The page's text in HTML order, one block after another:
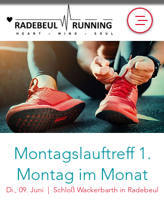
Montagslauftreff 1.
Montag im Monat
Di., 09. Juni
  |
Schloß Wackerbarth in Radebeul